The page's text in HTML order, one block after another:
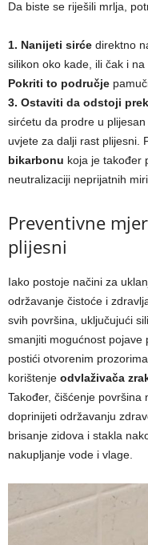
Da biste se riješili mrlja,
1. Nanijeti sirće direktno
silikon oko kade, ili čak i
Pokriti to područje
3. Ostaviti da odstoji
sirćetu da prodre u plijesan
uvjete za dalji rast plijesni.
bikarbonu koja je također
neutralizaciji neprijatnih
Preventivne
plijesni
Iako postoje načini za
održavanje čistoće i
svih površina, uključujući
smanjiti mogućnost pojave
postići otvorenim
korištenje odvlaživača
Također, čišćenje
doprinijeti održavanju
brisanje zidova i stakla
nakupljanje vode i vlage.